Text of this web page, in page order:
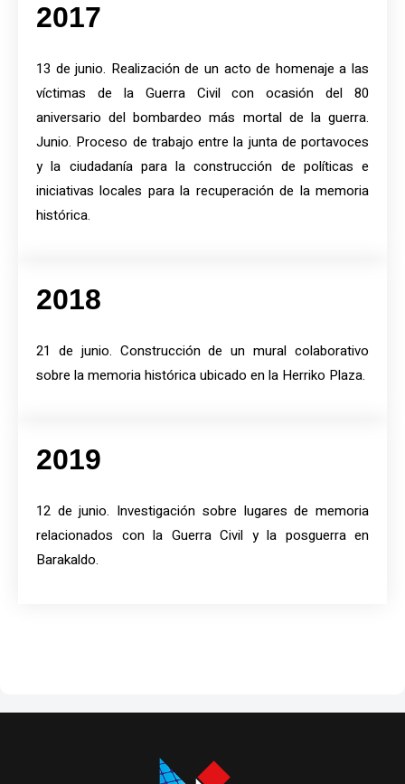
2017
13 de junio. Realización de un acto de homenaje a las
víctimas de la Guerra Civil con ocasión del 80
aniversario del bombardeo más mortal de la guerra.
Junio. Proceso de trabajo entre la junta de portavoces
y la ciudadanía para la construcción de políticas e
iniciativas locales para la recuperación de la memoria
histórica.
2018
21 de junio. Construcción de un mural colaborativo
sobre la memoria histórica ubicado en la Herriko Plaza.
2019
12 de junio. Investigación sobre lugares de memoria
relacionados con la Guerra Civil y la posguerra en
Barakaldo.